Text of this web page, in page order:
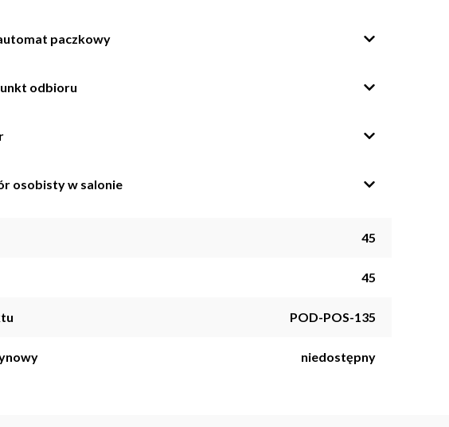
paczkowy
odbioru
osobisty w salonie
45
45
POD-POS-135
niedostępny